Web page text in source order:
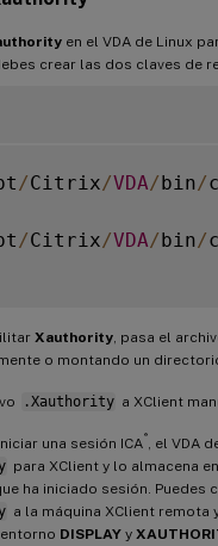
en el VDA de Linux
crear las dos claves de
/Citrix/VDA/bin/
/Citrix/VDA/bin/
Xauthority , pasa el
o montando un
.Xauthority a XClient
una sesión ICA®
, el VDA
para XClient y lo almacena
ha iniciado sesión. Puedes
a la máquina XClient remota
DISPLAY y